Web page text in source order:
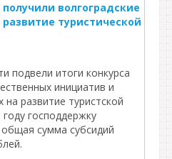
волгоградские
туристической
подвели итоги конкурса
инициатив и
развитие туристской
господдержку
сумма субсидий